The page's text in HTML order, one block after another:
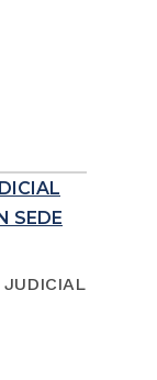
SEDE
JUDICIAL